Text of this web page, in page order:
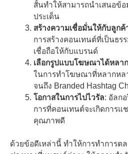
สั้นทำให้สามารถนำเสนอข้
ประเด็น
สร้างความเชื่อมั่นให้กับลูกค้
การสร้างคอนเทนต์ที่เป็นธ
เชื่อถือให้กับแบรนด์
เลือกรูปแบบโฆษณาได้หลา
ในการทำโฆษณาที่หลากหล
จนถึง Branded Hashtag
โอกาสในการไปไวรัล: อัลก
การที่คอนเทนต์จะเกิดการแ
คุณภาพดี
ด้วยข้อดีเหล่านี้ ทำให้การทำการต